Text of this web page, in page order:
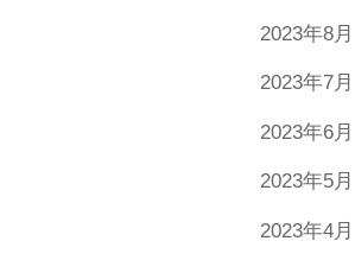
2023年8月
2023年7月
2023年6月
2023年5月
2023年4月